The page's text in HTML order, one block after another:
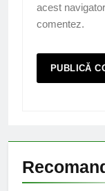
acest
comentez.